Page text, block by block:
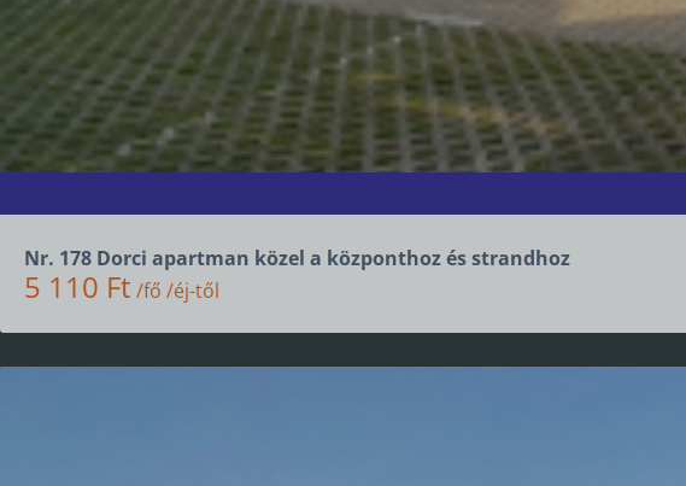
Nr. 178 Dorci apartman közel a központhoz és strandhoz
5 110 Ft /fő /éj-től